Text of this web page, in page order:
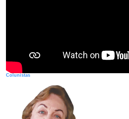
Colunistas